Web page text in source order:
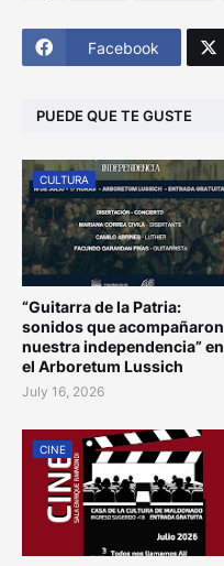
Facebook
PUEDE QUE TE GUSTE
CULTURA
“Guitarra de la Patria:
sonidos que acompañaron
nuestra independencia” en
el Arboretum Lussich
July 16, 2026
CINE